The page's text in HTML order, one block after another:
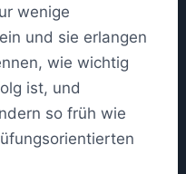
wenige
und sie erlangen
wie wichtig
ist, und
so früh wie